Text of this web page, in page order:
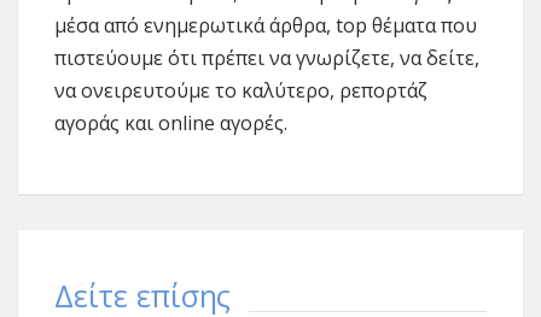
μέσα από ενημερωτικά άρθρα, top θέματα που
πιστεύουμε ότι πρέπει να γνωρίζετε, να δείτε,
να ονειρευτούμε το καλύτερο, ρεπορτάζ
αγοράς και online αγορές.
Δείτε επίσης